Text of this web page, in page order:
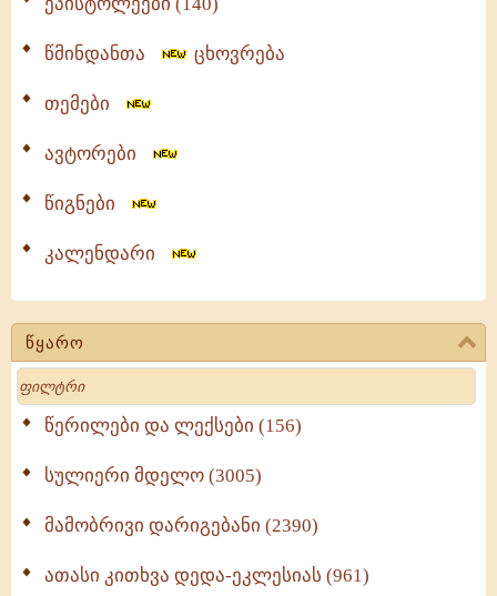
წმინდანთა ცხოვრება
თემები
ავტორები
წიგნები
კალენდარი
წყარო
Search
წერილები და ლექსები (156)
სულიერი მდელო (3005)
მამობრივი დარიგებანი (2390)
ათასი კითხვა დედა-ეკლესიას (961)